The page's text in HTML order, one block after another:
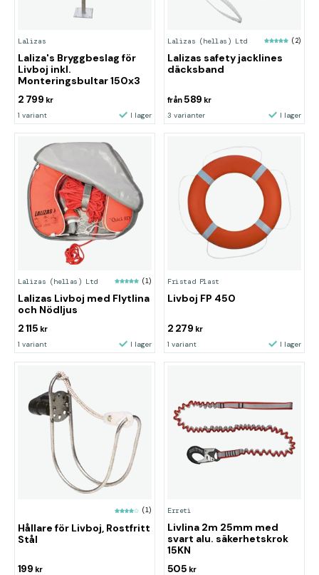
Lalizas
Laliza's Bryggbeslag för
Livboj inkl.
Monteringsbultar 150x3
2 799 kr
1 variant I lager
Lalizas (hellas) Ltd (2)
Lalizas safety jacklines
däcksband
från589 kr
3 varianter I lager
Lalizas (hellas) Ltd (1)
Lalizas Livboj med Flytlina
och Nödljus
2 115 kr
1 variant I lager
Fristad Plast
Livboj FP 450
2 279 kr
1 variant I lager
(1)
Hållare för Livboj, Rostfritt
Stål
199 kr
Erreti
Livlina 2m 25mm med
svart alu. säkerhetskrok
15KN
505 kr